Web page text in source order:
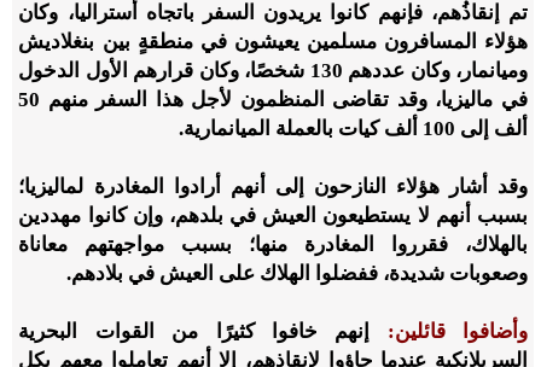
تم إنقاذُهم، فإنهم كانوا يريدون السفر باتجاه أستراليا، وكان
هؤلاء المسافرون مسلمين يعيشون في منطقةٍ بين بنغلاديش
وميانمار، وكان عددهم 130 شخصًا، وكان قرارهم الأول الدخول
في ماليزيا، وقد تقاضى المنظمون لأجل هذا السفر منهم 50
ألف إلى 100 ألف كيات بالعملة الميانمارية.
وقد أشار هؤلاء النازحون إلى أنهم أرادوا المغادرة لماليزيا؛
بسبب أنهم لا يستطيعون العيش في بلدهم، وإن كانوا مهددين
بالهلاك، فقرروا المغادرة منها؛ بسبب مواجهتهم معاناة
وصعوبات شديدة، ففضلوا الهلاك على العيش في بلادهم.
وأضافوا قائلين: إنهم خافوا كثيرًا من القوات البحرية
السريلانكية عندما جاؤوا لإنقاذهم، إلا أنهم تعاملوا معهم بكل